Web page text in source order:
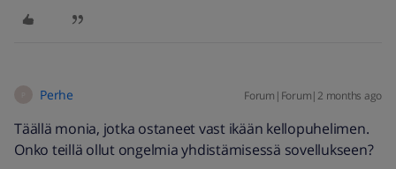
Perhe Forum|Forum|2 months ago
Täällä monia, jotka ostaneet vast ikään kellopuhelimen.
Onko teillä ollut ongelmia yhdistämisessä sovellukseen?